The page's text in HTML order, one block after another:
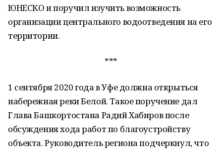
ЮНЕСКО и поручил изучить возможность
организации центрального водоотведения на его
территории.
***
1 сентября 2020 года в Уфе должна открыться
набережная реки Белой. Такое поручение дал
Глава Башкортостана Радий Хабиров после
обсуждения хода работ по благоустройству
объекта. Руководитель региона подчеркнул, что